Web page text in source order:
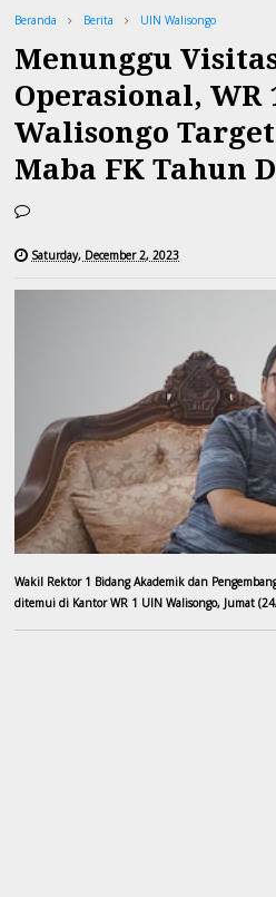
Beranda Berita UIN Walisongo
Menunggu
Operasional, WR
Walisongo
Maba FK Tahun
Saturday, December 2, 2023
Wakil Rektor 1 Bidang Akademik dan
ditemui di Kantor WR 1 UIN Walisongo, Jumat